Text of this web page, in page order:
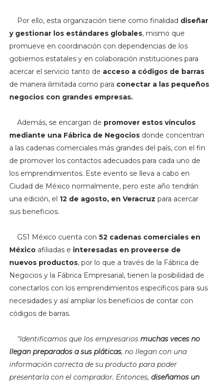
Por ello, esta organización tiene como finalidad diseñar
y gestionar los estándares globales, mismo que
promueve en coordinación con dependencias de los
gobiernos estatales y en colaboración instituciones para
acercar el servicio tanto de acceso a códigos de barras
de manera ilimitada como para conectar a las pequeños
negocios con grandes empresas.
Además, se encargan de promover estos vínculos
mediante una Fábrica de Negociosdonde concentran
a las cadenas comerciales más grandes del país, con el fin
de promover los contactos adecuados para cada uno de
los emprendimientos. Este evento se lleva a cabo en
Ciudad de México normalmente, pero este año tendrán
una edición, el 12 de agosto, en Veracruz para acercar
sus beneficios.
GS1 México cuenta con 52 cadenas comerciales en
Méxicoafiliadas e interesadas en proveerse de
nuevos productos, por lo que a través de la Fábrica de
Negocios y la Fábrica Empresarial, tienen la posibilidad de
conectarlos con los emprendimientos específicos para sus
necesidades y así ampliar los beneficios de contar con
códigos de barras.
"Identificamos que los empresarios muchas veces no
llegan preparados a sus pláticas, no llegan con una
información correcta de su producto para poder
presentarla con el comprador. Entonces, diseñamos un